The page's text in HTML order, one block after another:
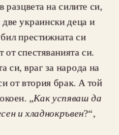
на силите си,
украински деца и
престижната си
от спестяванията си.
си, враг за народа на
от втория брак. А той
„Как успяваш да
и хладнокръвен?“,